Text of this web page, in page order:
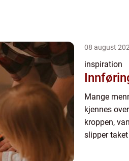
08 august
inspiration
Mange
kjennes
kroppen,
slipper